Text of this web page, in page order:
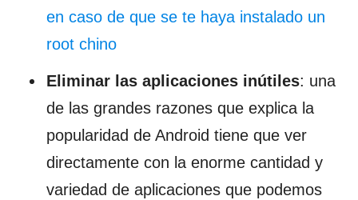
en caso de que se te haya instalado un
root chino
Eliminar las aplicaciones inútiles: una
de las grandes razones que explica la
popularidad de Android tiene que ver
directamente con la enorme cantidad y
variedad de aplicaciones que podemos